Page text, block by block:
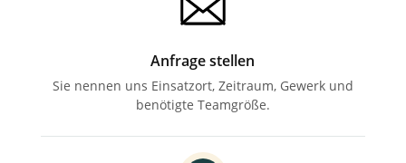
Anfrage stellen
Sie nennen uns Einsatzort,Zeitraum, Gewerk und
benötigte Teamgröße.